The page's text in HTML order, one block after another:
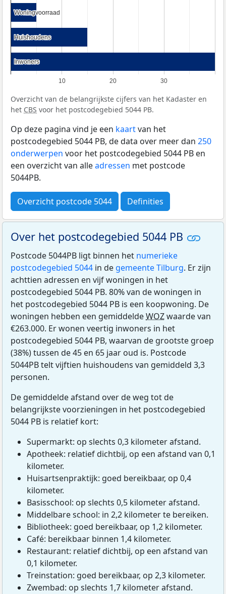
10 20 30
Woningvoorraad
Woningvoorraad
Huishoudens
Huishoudens
Inwoners
Inwoners
Overzicht van de belangrijkste cijfers van het Kadaster en
het CBS voor het postcodegebied 5044 PB.
Op deze pagina vind je een kaartvan het
postcodegebied 5044 PB, de data over meer dan 250
onderwerpen voor het postcodegebied 5044 PB en
een overzicht van alleadressen met postcode
5044PB.
Overzicht postcode 5044 Definities
Over het postcodegebied 5044 PB
Postcode 5044PB ligt binnen het numerieke
postcodegebied 5044 in de gemeente Tilburg. Er zijn
achttien adressen en vijf woningen in het
postcodegebied 5044 PB. 80% van de woningen in
het postcodegebied 5044 PB is een koopwoning. De
woningen hebben een gemiddeldeWOZwaarde van
€263.000. Er wonen veertig inwoners in het
postcodegebied 5044 PB, waarvan de grootste groep
(38%) tussen de 45 en 65 jaar oud is. Postcode
5044PB telt vijftien huishoudens van gemiddeld 3,3
personen.
De gemiddelde afstand over de weg tot de
belangrijkste voorzieningen in het postcodegebied
5044 PB is relatief kort:
Supermarkt: op slechts 0,3 kilometer afstand.
Apotheek: relatief dichtbij, op een afstand van 0,1
kilometer.
Huisartsenpraktijk: goed bereikbaar, op 0,4
kilometer.
Basisschool: op slechts 0,5 kilometer afstand.
Middelbare school: in 2,2 kilometer te bereiken.
Bibliotheek: goed bereikbaar, op 1,2 kilometer.
Café: bereikbaar binnen 1,4 kilometer.
Restaurant: relatief dichtbij, op een afstand van
0,1 kilometer.
Treinstation: goed bereikbaar, op 2,3 kilometer.
Zwembad: op slechts 1,7 kilometer afstand.